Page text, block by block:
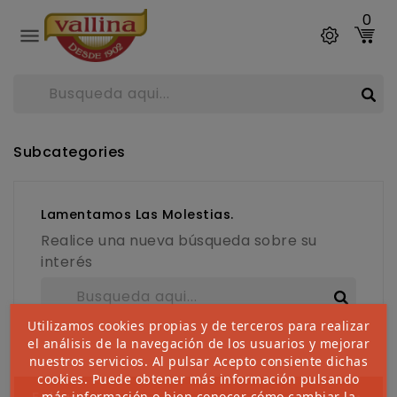

0
Subcategories
Lamentamos Las Molestias.
Realice una nueva búsqueda sobre su
interés
Utilizamos cookies propias y de terceros para realizar
el análisis de la navegación de los usuarios y mejorar
nuestros servicios. Al pulsar Acepto consiente dichas
cookies. Puede obtener más información pulsando